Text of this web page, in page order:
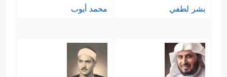
بشر لطفي محمد أيوب